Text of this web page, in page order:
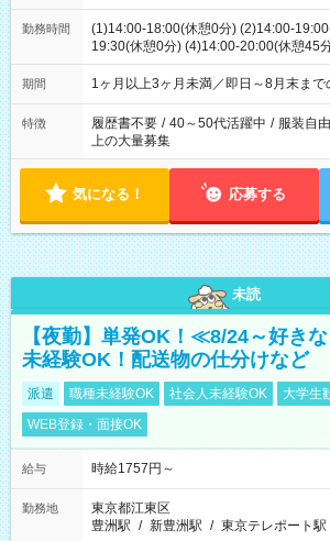
勤務時間
(1)14:00-18:00(休憩0分) (2)14:00-
19:30(休憩0分) (4)14:00-20:00(休憩45
ます
期間 1ヶ月以上3ヶ月未満／即日～8月末まで
特徴 履歴書不要 / 40～50代活躍中 / 服装自由
上の大量募集
気になる！ 応募する
未読
【夜勤】単発OK！≪8/24～好き
未経験OK！配送物の仕分けなど
派遣 職種未経験OK 社会人未経験OK 大学生
WEB登録・面接OK
給与 時給1757円～
勤務地
東京都江東区
豊洲駅 / 新豊洲駅 / 東京テレポート駅